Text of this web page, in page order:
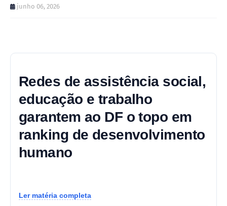
junho 06, 2026
Redes de assistência social,
educação e trabalho
garantem ao DF o topo em
ranking de desenvolvimento
humano
Ler matéria completa